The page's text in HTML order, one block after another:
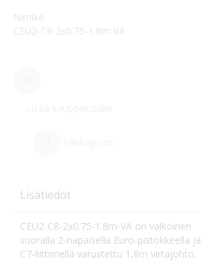
Nimike
CEU2-C8-2x0.75-1.8m-VA
Lisätiedot
CEU2-C8-2x0.75-1.8m-VA on valkoinen
suoralla 2-napaisella Euro-pistokkeella ja
C7-liittimellä varustettu 1,8m virtajohto.